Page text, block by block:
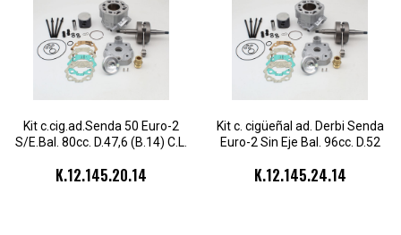
Kit c.cig.ad.Senda 50 Euro-2
S/E.Bal. 80cc. D.47,6 (B.14) C.L.
K.12.145.20.14
Kit c. cigüeñal ad. Derbi Senda
Euro-2 Sin Eje Bal. 96cc. D.52
K.12.145.24.14